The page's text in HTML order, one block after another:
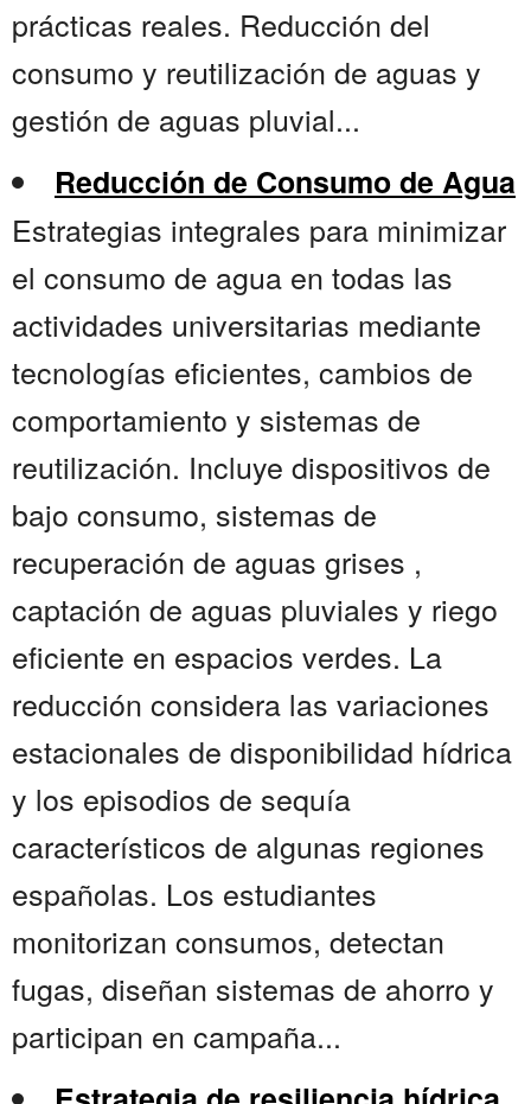
prácticas reales. Reducción del
consumo y reutilización de aguas y
gestión de aguas pluvial...
Reducción de Consumo de Agua
Estrategias integrales para minimizar
el consumo de agua en todas las
actividades universitarias mediante
tecnologías eficientes, cambios de
comportamiento y sistemas de
reutilización. Incluye dispositivos de
bajo consumo, sistemas de
recuperación de aguas grises ,
captación de aguas pluviales y riego
eficiente en espacios verdes. La
reducción considera las variaciones
estacionales de disponibilidad hídrica
y los episodios de sequía
característicos de algunas regiones
españolas. Los estudiantes
monitorizan consumos, detectan
fugas, diseñan sistemas de ahorro y
participan en campaña...